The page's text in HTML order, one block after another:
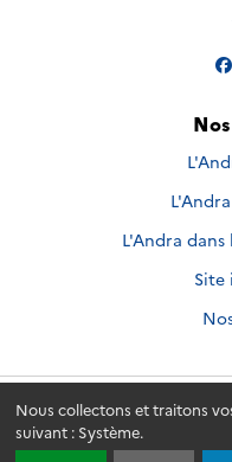
Nous collectons et traitons
suivant : Système.
L'Andra dans
Site
Andra.fr © 2026